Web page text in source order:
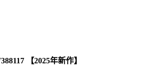
【2025年新作】